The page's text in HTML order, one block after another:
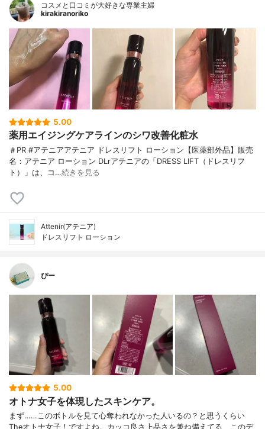
コスメと口コミが大好きな専業主婦
kirakiranoriko
5.00
薬用エイジングケアラインのシワ改善化粧水
＃PR #アテニアアテニア ドレスリフト ローション【医薬部外品】販売
名：アテニア ローション DLrアテニアの「DRESS LIFT（ドレスリフ
ト）」は、コ…続きを見る
Attenir(アテニア)
ドレスリフト ローション
ぴー
5.00
オトナ女子を体現したスキンケア。
まず……このボトルを見て心奪われなかった人いるの？と思うくらい
Theオトナ女子！ですよね。カッコ良さ上品さを兼ね備えてる、このデ